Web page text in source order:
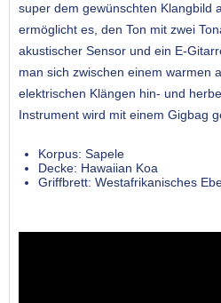
super dem gewünschten Klangbild
ermöglicht es, den Ton mit zwei
akustischer Sensor und ein E-
man sich zwischen einem warmen
elektrischen Klängen hin- und
Instrument wird mit einem Gigbag
Korpus: Sapele
Decke: Hawaiian Koa
Griffbrett: Westafrikanisches